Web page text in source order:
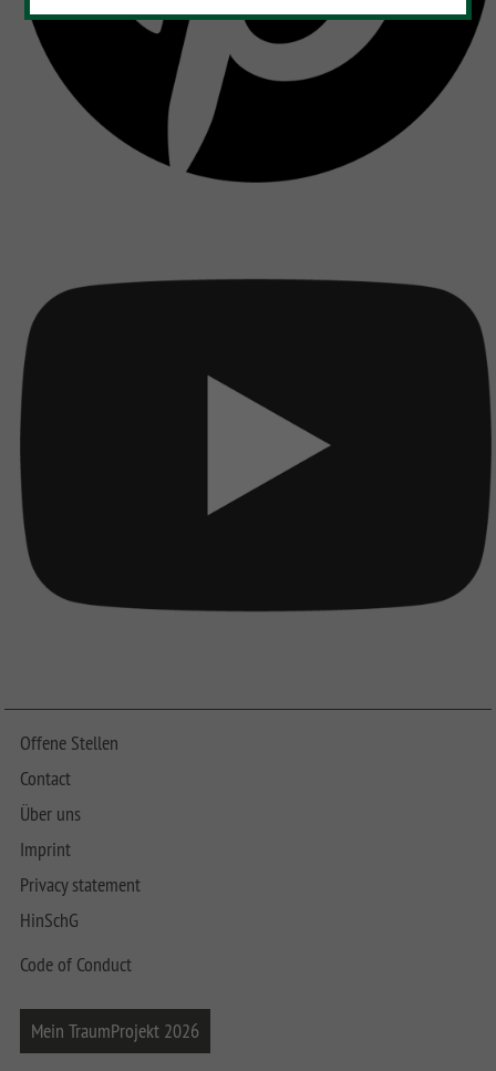
Offene Stellen
Contact
Über uns
Imprint
Privacy statement
HinSchG
Code of Conduct
Mein TraumProjekt 2026